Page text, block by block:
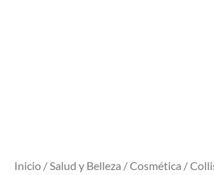
Inicio /Salud y Belleza /Cosmética /